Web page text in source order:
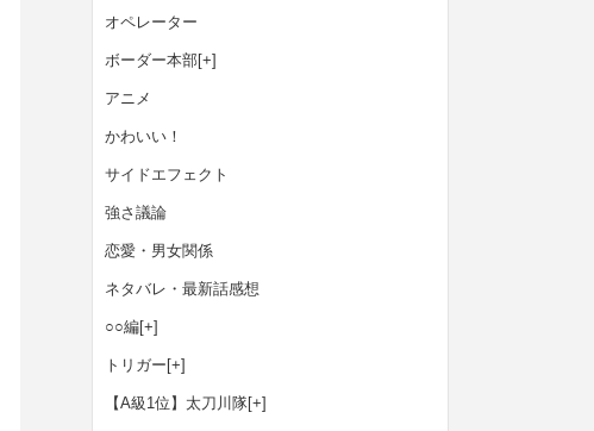
オペレーター
ボーダー本部[+]
アニメ
かわいい！
サイドエフェクト
強さ議論
恋愛・男女関係
ネタバレ・最新話感想
○○編[+]
トリガー [+]
【A級1位】太刀川隊[+]